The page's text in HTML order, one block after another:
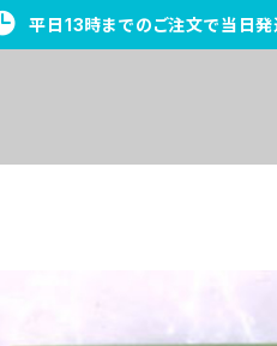
平日13時までのご注文で当日発